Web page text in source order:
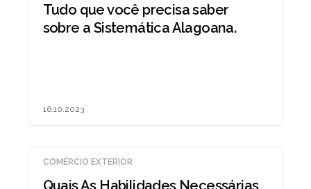
Tudo que você precisa saber
sobre a Sistemática Alagoana.
16.10.2023
COMÉRCIO EXTERIOR
Quais As Habilidades Necessárias